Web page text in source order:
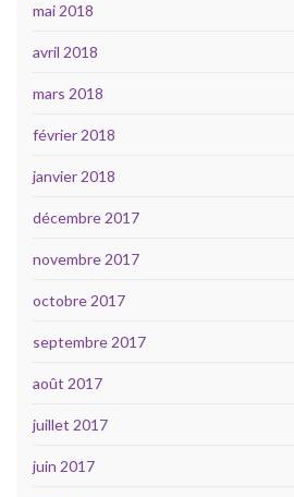
mai 2018
avril 2018
mars 2018
février 2018
janvier 2018
décembre 2017
novembre 2017
octobre 2017
septembre 2017
août 2017
juillet 2017
juin 2017